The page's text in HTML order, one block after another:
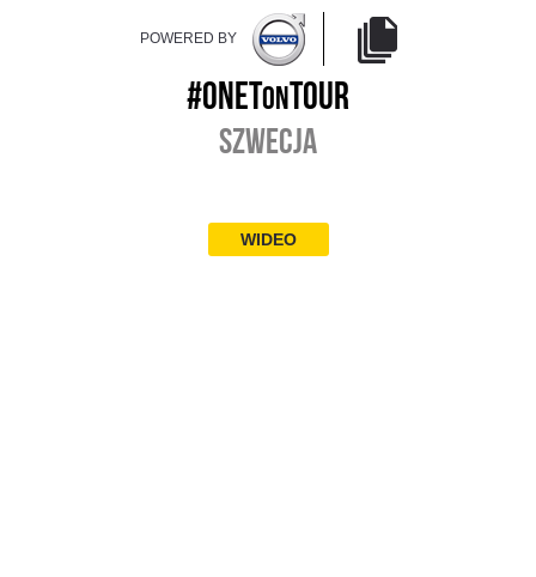
POWERED BY
#ONETONTOUR
SZWECJA
WIDEO